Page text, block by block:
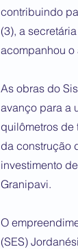
contribuindo
(3), a
acompanhou
As obras do
avanço para a
quilômetros de
da construção
investimento
Granipavi.
O
(SES)